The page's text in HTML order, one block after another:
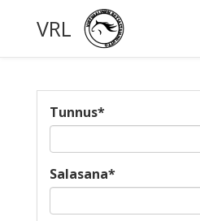
VRL
Tunnus*
Salasana*